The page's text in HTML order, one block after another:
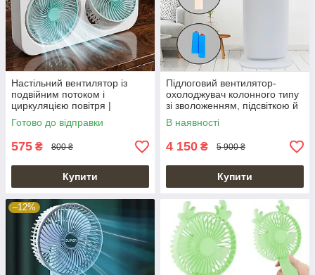
Настільний вентилятор із
подвійним потоком і
циркуляцією повітря |
переносний USB вентилятор
Готово до відправки
575 ₴ 800 ₴
Купити
Підлоговий вентилятор-
охолоджувач колонного типу
зі зволоженням, підсвіткою й
дисплеєм
В наявності
4 150 ₴ 5 900 ₴
Купити
–12%